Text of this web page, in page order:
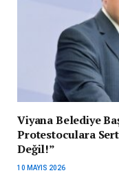
Viyana Belediye
Protestoculara
Değil!”
10 MAYIS 2026